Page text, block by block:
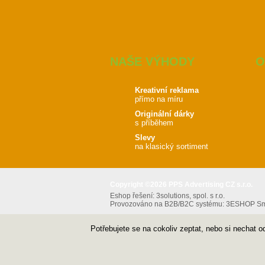
NAŠE VÝHODY
Kreativní reklama
přímo na míru
Originální dárky
s příběhem
Slevy
na klasický sortiment
Eshop řešení: 3solutions, spol. s r.o.
Provozováno na B2B/B2C systému: 3ESHOP
Potřebujete se na cokoliv zeptat, nebo si nechat